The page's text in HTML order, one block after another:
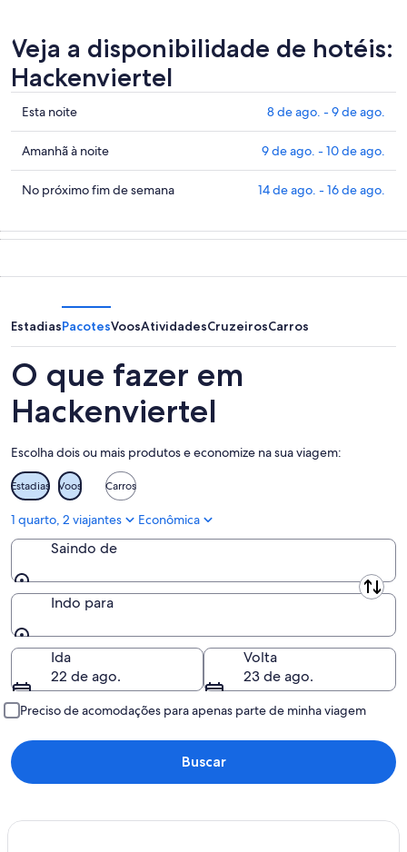
Veja a disponibilidade de hotéis:
Hackenviertel
Confira
os
preços
em
Hackenviertel
esta
noite,
-
de
ago.
Esta noite 8 de ago. - 9 de ago.
Confira
os
preços
Hackenviertel
9
de
ago.
-
10
de
Amanhã à noite 9 de ago. - 10 de ago.
Confira
preços
próximo
fim
de
semana,
14
de
-
16
de
ago.
No próximo fim de semana 14 de ago. - 16 de ago.
EstadiasPacotesVoosAtividadesCruzeirosCarros
O que fazer em
Hackenviertel
Escolha dois ou mais produtos e economize na sua viagem:
Estadias Voos Carros
1 quarto, 2 viajantes Econômica
Saindo de
Saindo de
Indo para
Indo para
Ida
22 de ago.
Volta
23 de ago.
Preciso de acomodações para apenas parte de minha viagem
Buscar